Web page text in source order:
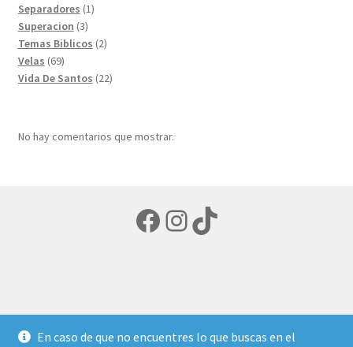
Separadores 11
Superacion 33
productos
Temas Biblicos 22
Velas 6969
productos
Vida De Santos 2222
No hay comentarios que mostrar.
Facebook
Instagram
TikTok
Política de privacidad
Creado con Storefront y
En caso de que no encuentres lo que buscas en el